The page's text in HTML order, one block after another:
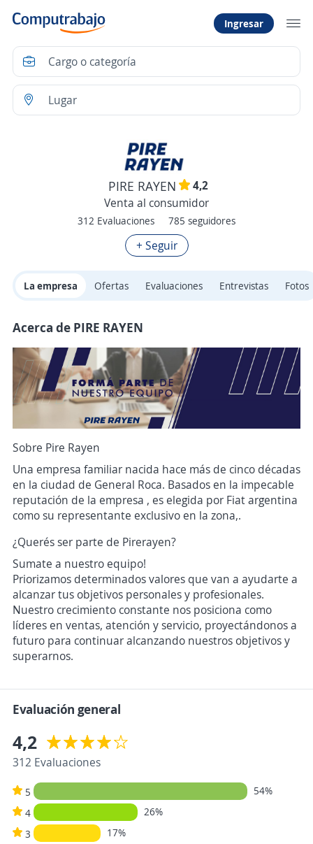
Ingresar
PIRE RAYEN
4,2
Venta al consumidor
312 Evaluaciones 785 seguidores
+ Seguir
La empresa Ofertas Evaluaciones Entrevistas Fotos
Acerca de PIRE RAYEN
Sobre Pire Rayen
Una empresa familiar nacida hace más de cinco décadas
en la ciudad de General Roca. Basados en la impecable
reputación de la empresa , es elegida por Fiat argentina
como su representante exclusivo en la zona,.
¿Querés ser parte de Pirerayen?
Sumate a nuestro equipo!
Priorizamos determinados valores que van a ayudarte a
alcanzar tus objetivos personales y profesionales.
Nuestro crecimiento constante nos posiciona como
líderes en ventas, atención y servicio, proyectándonos a
futuro para continuar alcanzando nuestros objetivos y
superarnos.
Evaluación general
4,2
312 Evaluaciones
5
54%
4
26%
3
17%